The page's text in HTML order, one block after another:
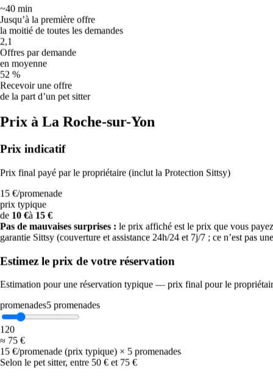
🌦️
23°
15°
Bruine
🌦️
Bruine
emportez une serviette pour les sécher au retour.
complètement le milieu de la journée (12 h–19 h). Testez l’asphalte
avec le dos de la main : si vous ne pouvez pas la laisser 5 secondes,
cela brûle leurs coussinets. Eau fraîche en permanence et
surveillance accrue des races brachycéphales, des chiots et des
chiens âgés.
☀️
Chaud
Décalez les promenades tôt le matin et en soirée, cherchez l’ombre
et emportez de l’eau. Évitez les exercices intenses en plein soleil.
🐾
Idéal
~40 min
Jusqu’à la première offre
la moitié de toutes les demandes
2,1
Offres par demande
en moyenne
52 %
Recevoir une offre
de la part d’un pet sitter
Prix à La Roche-sur-Yon
Prix indicatif
Prix final payé par le propriétaire (inclut la Protection Sittsy)
15 €/promenade
prix typique
de 10 €à 15 €
Pas de mauvaises surprises : le prix affiché est le prix que vous
garantie Sittsy (couverture et assistance 24h/24 et 7j/7 ; ce n’est pas
Estimez le prix de votre réservation
Estimation pour une réservation typique — prix final pour le
promenades5 promenades
120
≈ 75 €
15 €/promenade (prix typique) × 5 promenades
Selon le pet sitter, entre 50 € et 75 €